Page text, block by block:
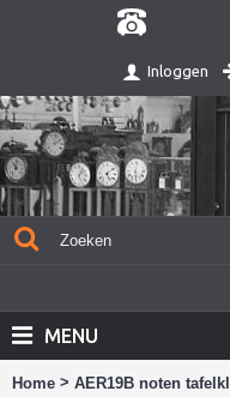
Inloggen
MENU
Home > AER19B noten